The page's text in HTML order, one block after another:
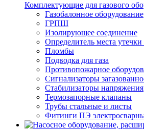
Комплектующие для газового
Газобалонное оборудование
ГРПШ
Изолирующее соединение
Определитель места утечки
Пломбы
Подводка для газа
Противопожарное
Сигнализаторы
Стабилизаторы напряжения
Термозапорные клапаны
Трубы стальные и листы
Фитинги ПЭ